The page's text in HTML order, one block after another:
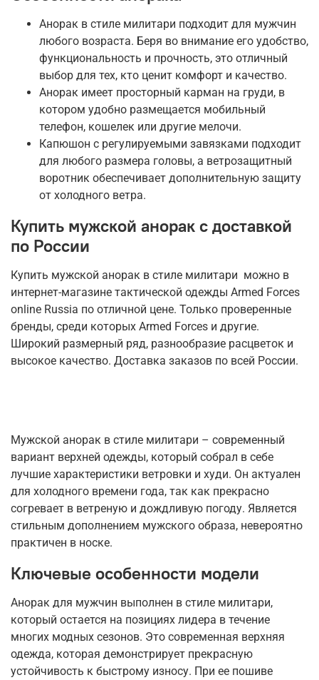
Анорак в стиле милитари подходит для мужчин
любого возраста. Беря во внимание его удобство,
функциональность и прочность, это отличный
выбор для тех, кто ценит комфорт и качество.
Анорак имеет просторный карман на груди, в
котором удобно размещается мобильный
телефон, кошелек или другие мелочи.
Капюшон с регулируемыми завязками подходит
для любого размера головы, а ветрозащитный
воротник обеспечивает дополнительную защиту
от холодного ветра.
Купить мужской анорак с доставкой
по России
Купить мужской анорак в стиле милитари можно в
интернет-магазине тактической одежды Armed Forces
online Russia по отличной цене. Только проверенные
бренды, среди которых Armed Forces и другие.
Широкий размерный ряд, разнообразие расцветок и
высокое качество. Доставка заказов по всей России.
Мужской анорак в стиле милитари – современный
вариант верхней одежды, который собрал в себе
лучшие характеристики ветровки и худи. Он актуален
для холодного времени года, так как прекрасно
согревает в ветреную и дождливую погоду. Является
стильным дополнением мужского образа, невероятно
практичен в носке.
Ключевые особенности модели
Анорак для мужчин выполнен в стиле милитари,
который остается на позициях лидера в течение
многих модных сезонов. Это современная верхняя
одежда, которая демонстрирует прекрасную
устойчивость к быстрому износу. При ее пошиве